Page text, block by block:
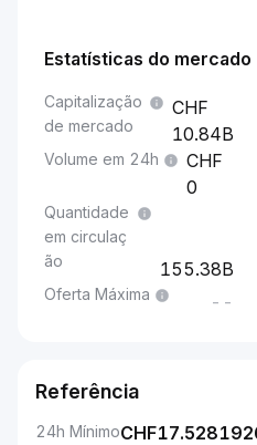
Estatísticas do mercado
Capitalização
de mercado
10.84B
Volume em 24h
0
Quantidade
em circulaç
ão
155.38B
Oferta Máxima --
Referência
24h MínimoCHF